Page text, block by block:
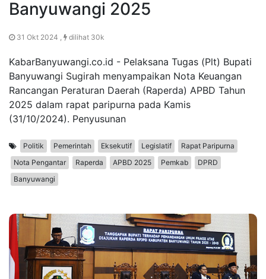
Banyuwangi 2025
31 Okt 2024 , dilihat 30k
KabarBanyuwangi.co.id - Pelaksana Tugas (Plt) Bupati
Banyuwangi Sugirah menyampaikan Nota Keuangan
Rancangan Peraturan Daerah (Raperda) APBD Tahun
2025 dalam rapat paripurna pada Kamis
(31/10/2024). Penyusunan
Politik Pemerintah Eksekutif Legislatif
Rapat Paripurna
Nota Pengantar
Raperda APBD 2025 Pemkab
DPRD
Banyuwangi